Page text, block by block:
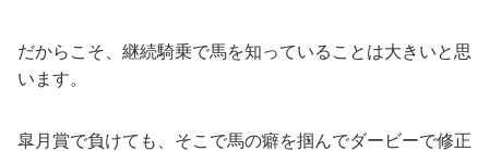
だからこそ、継続騎乗で馬を知っていることは大きいと思
います。
皐月賞で負けても、そこで馬の癖を掴んでダービーで修正